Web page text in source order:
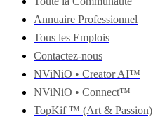
Annuaire Professionnel
Tous les Emplois
Contactez-nous
NViNiO • Creator AI™
NViNiO • Connect™
TopKif ™ (Art & Passion)